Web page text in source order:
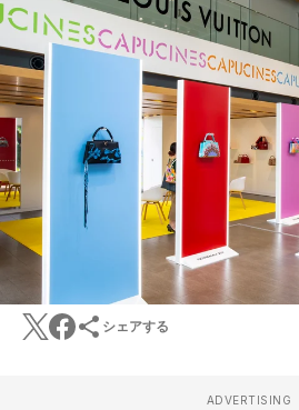
シェアする
ADVERTISING